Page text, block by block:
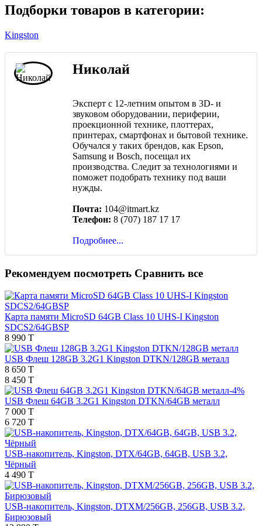
Подборки товаров в категории:
Kingston
Николай
Эксперт с 12-летним опытом в 3D- и
звуковом оборудовании, периферии,
проекционной технике, плоттерах,
принтерах, смартфонах и бытовой технике.
Обучался у таких брендов, как Epson,
Samsung и Bosch, посещал их
производства. Следит за технологиями и
поможет подобрать технику под ваши
нужды.
Почта: 104@itmart.kz
Телефон: 8 (707) 187 17 17
Подробнее...
Рекомендуем посмотреть Сравнить все
Карта памяти MicroSD 64GB Class 10 UHS-I Kingston
SDCS2/64GBSP
8 990 T
USB Флеш 128GB 3.2G1 Kingston DTKN/128GB металл
8 650 T
8 450 T
-4%
USB Флеш 64GB 3.2G1 Kingston DTKN/64GB металл
7 000 T
6 720 T
USB-накопитель, Kingston, DTX/64GB, 64GB, USB 3.2,
Чёрный
4 490 T
USB-накопитель, Kingston, DTXM/256GB, 256GB, USB 3.2,
Бирюзовый